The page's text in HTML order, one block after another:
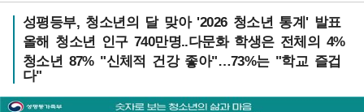
성평등부, 청소년의 달 맞아 '2026 청소년 통계' 발표
올해 청소년 인구 740만명..다문화 학생은 전체의 4%
청소년 87% "신체적 건강 좋아"…73%는 "학교 즐겁
다"